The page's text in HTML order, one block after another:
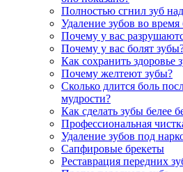
Полностью сгнил зуб
Удаление зубов во время
Почему у вас
Почему у вас болят
Как сохранить здоровье
Почему желтеют зубы?
Сколько длится боль
мудрости?
Как сделать зубы белее
Профессиональная
Удаление зубов под
Сапфировые брекеты
Реставрация передних